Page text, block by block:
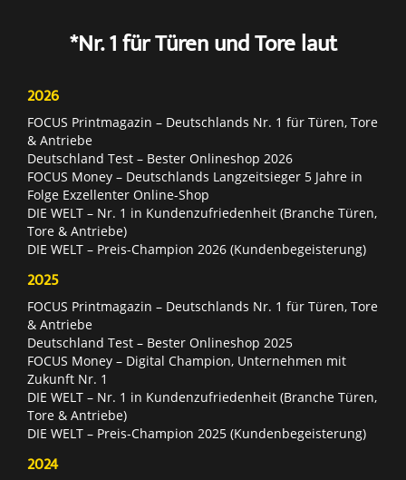
*Nr. 1 für Türen und Tore laut
2026
FOCUS Printmagazin – Deutschlands Nr. 1 für Türen, Tore
& Antriebe
Deutschland Test – Bester Onlineshop 2026
FOCUS Money – Deutschlands Langzeitsieger 5 Jahre in
Folge Exzellenter Online-Shop
DIE WELT – Nr. 1 in Kundenzufriedenheit (Branche Türen,
Tore & Antriebe)
DIE WELT – Preis-Champion 2026 (Kundenbegeisterung)
2025
FOCUS Printmagazin – Deutschlands Nr. 1 für Türen, Tore
& Antriebe
Deutschland Test – Bester Onlineshop 2025
FOCUS Money – Digital Champion, Unternehmen mit
Zukunft Nr. 1
DIE WELT – Nr. 1 in Kundenzufriedenheit (Branche Türen,
Tore & Antriebe)
DIE WELT – Preis-Champion 2025 (Kundenbegeisterung)
2024